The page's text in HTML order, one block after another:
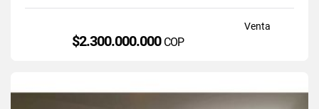
Venta
$2.300.000.000 COP